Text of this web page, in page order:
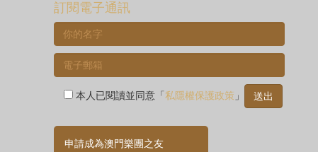
訂閱電子通訊
本人已閱讀並同意「 私隱權保護政策 」
申請成為澳門樂團之友